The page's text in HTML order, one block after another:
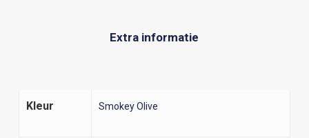
Extra informatie
Kleur Smokey Olive